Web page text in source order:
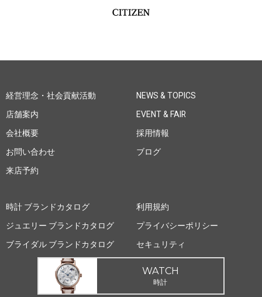
経営理念・社会貢献活動
店舗案内
会社概要
お問い合わせ
来店予約
NEWS & TOPICS
EVENT & FAIR
採用情報
ブログ
時計 ブランドカタログ
ジュエリー ブランドカタログ
ブライダル ブランドカタログ
利用規約
プライバシーポリシー
セキュリティ
WATCH
時計